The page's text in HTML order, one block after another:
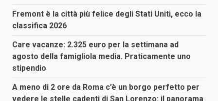
Fremont è la città più felice degli Stati Uniti, ecco la
classifica 2026
Care vacanze: 2.325 euro per la settimana ad
agosto della famigliola media. Praticamente uno
stipendio
A meno di 2 ore da Roma c’è un borgo perfetto per
vedere le stelle cadenti di San Lorenzo: il panorama